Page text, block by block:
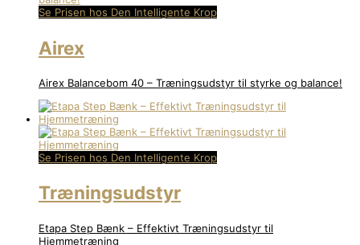
Se Prisen hos Den Intelligente Krop
Airex
Airex Balancebom 40 – Træningsudstyr til styrke og balance!
Se Prisen hos Den Intelligente Krop
Træningsudstyr
Etapa Step Bænk – Effektivt Træningsudstyr til
Hjemmetræning